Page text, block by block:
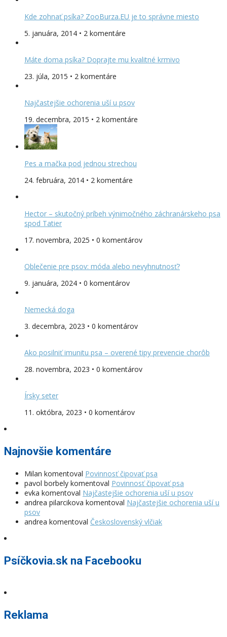
Kde zohnať psíka? ZooBurza.EU je to správne miesto
5. januára, 2014 • 2 komentáre
Máte doma psíka? Doprajte mu kvalitné krmivo
23. júla, 2015 • 2 komentáre
Najčastejšie ochorenia uší u psov
19. decembra, 2015 • 2 komentáre
Pes a mačka pod jednou strechou
24. februára, 2014 • 2 komentáre
Hector – skutočný príbeh výnimočného záchranárskeho psa
spod Tatier
17. novembra, 2025 • 0 komentárov
Oblečenie pre psov: móda alebo nevyhnutnosť?
9. januára, 2024 • 0 komentárov
Nemecká doga
3. decembra, 2023 • 0 komentárov
Ako posilniť imunitu psa – overené tipy prevencie chorôb
28. novembra, 2023 • 0 komentárov
Írsky seter
11. októbra, 2023 • 0 komentárov
Najnovšie komentáre
Milan komentoval Povinnosť čipovať psa
pavol borbely komentoval Povinnosť čipovať psa
evka komentoval Najčastejšie ochorenia uší u psov
andrea pilarcikova komentoval Najčastejšie ochorenia uší u
psov
andrea komentoval Československý vlčiak
Psíčkovia.sk na Facebooku
Reklama